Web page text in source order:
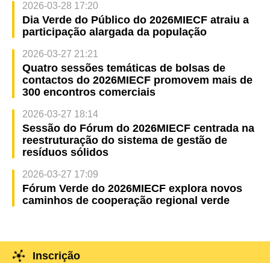
2026-03-28 17:20
Dia Verde do Público do 2026MIECF atraiu a
participação alargada da população
2026-03-27 21:21
Quatro sessões temáticas de bolsas de
contactos do 2026MIECF promovem mais de
300 encontros comerciais
2026-03-27 18:14
Sessão do Fórum do 2026MIECF centrada na
reestruturação do sistema de gestão de
resíduos sólidos
2026-03-27 17:09
Fórum Verde do 2026MIECF explora novos
caminhos de cooperação regional verde
Inscrição